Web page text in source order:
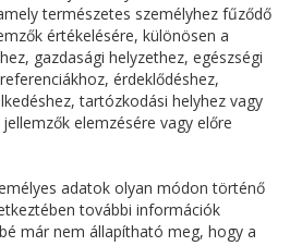
természetes személyhez fűződő
értékelésére, különösen a
gazdasági helyzethez, egészségi
érdeklődéshez,
tartózkodási helyhez vagy
elemzésére vagy előre
adatok olyan módon történő
további információk
már nem állapítható meg, hogy a